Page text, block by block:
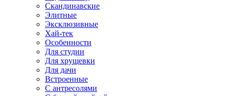
Скандинавские
Элитные
Эксклюзивные
Хай-тек
Особенности
Для студии
Для хрущевки
Для дачи
Встроенные
С антресолями